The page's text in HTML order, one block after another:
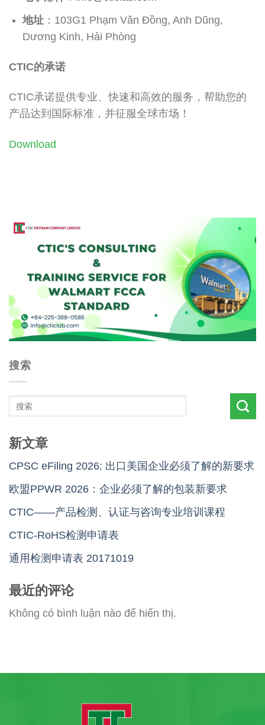
地址 ：103G1 Phạm Văn Đồng, Anh Dũng,
Dương Kinh, Hải Phòng
CTIC的承诺
CTIC承诺提供专业、快速和高效的服务，帮助您的
产品达到国际标准，并征服全球市场！
Download
搜索
新文章
CPSC eFiling 2026: 出口美国企业必须了解的新要求
欧盟PPWR 2026：企业必须了解的包装新要求
CTIC——产品检测、认证与咨询专业培训课程
CTIC-RoHS检测申请表
通用检测申请表 20171019
最近的评论
Không có bình luận nào để hiển thị.